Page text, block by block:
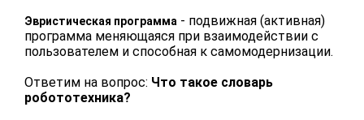
Эвристическая программа - подвижная (активная)
программа меняющаяся при взаимодействии с
пользователем и способная к самомодернизации.
Ответим на вопрос: Что такое словарь
робототехника?